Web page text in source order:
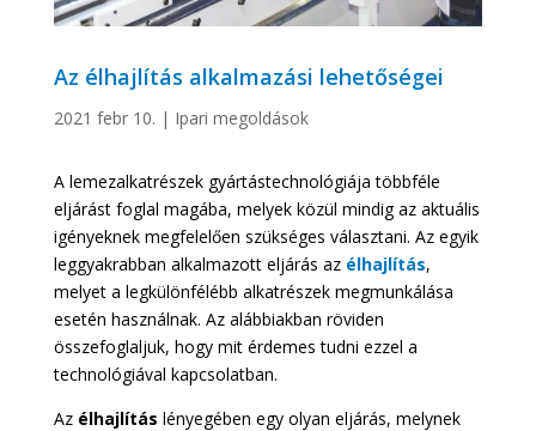
Az élhajlítás alkalmazási lehetőségei
2021 febr 10. | Ipari megoldások
A lemezalkatrészek gyártástechnológiája többféle
eljárást foglal magába, melyek közül mindig az aktuális
igényeknek megfelelően szükséges választani. Az egyik
leggyakrabban alkalmazott eljárás az élhajlítás,
melyet a legkülönfélébb alkatrészek megmunkálása
esetén használnak. Az alábbiakban röviden
összefoglaljuk, hogy mit érdemes tudni ezzel a
technológiával kapcsolatban.
Az élhajlítás lényegében egy olyan eljárás, melynek